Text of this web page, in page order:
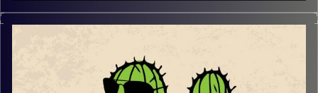
אייל חי,
Www.Instagram.com/eyalhai
סקסופוניסט, מלחין וזמר משיק בסוף החודש את "אל התפל"
אלבומו השלישי והראשון בו הוא שר בעברית. מופע ההשקה